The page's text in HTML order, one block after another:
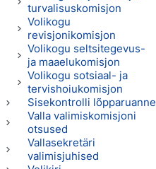
turvalisuskomisjon
Volikogu
revisjonikomisjon
Volikogu seltsitegevus-
ja maaelukomisjon
Volikogu sotsiaal- ja
tervishoiukomisjon
Sisekontrolli lõpparuanne
Valla valimiskomisjoni
otsused
Vallasekretäri
valimisjuhised